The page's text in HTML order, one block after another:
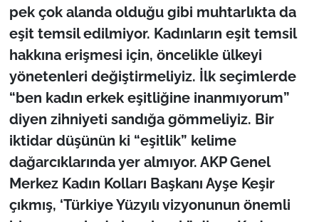
pek çok alanda olduğu gibi muhtarlıkta da
eşit temsil edilmiyor. Kadınların eşit temsil
hakkına erişmesi için, öncelikle ülkeyi
yönetenleri değiştirmeliyiz. İlk seçimlerde
“ben kadın erkek eşitliğine inanmıyorum”
diyen zihniyeti sandığa gömmeliyiz. Bir
iktidar düşünün ki “eşitlik” kelime
dağarcıklarında yer almıyor. AKP Genel
Merkez Kadın Kolları Başkanı Ayşe Keşir
çıkmış, ‘Türkiye Yüzyılı vizyonunun önemli